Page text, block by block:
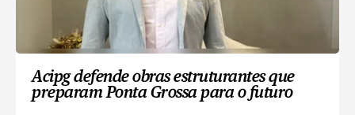
Acipg defende obras estruturantes que
preparam Ponta Grossa para o futuro